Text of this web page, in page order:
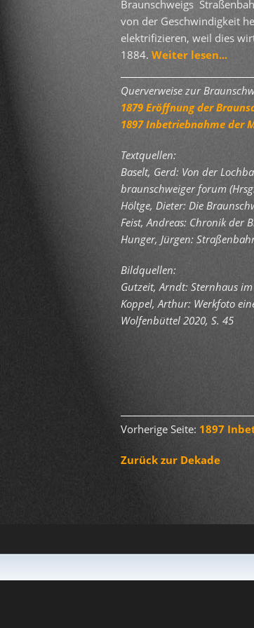
Braunschweigs
von der Geschwindigkeit
elektrifizieren, weil dies
1884. Weiter lesen...
Querverweise zur
1879 Eröffnung der
1897 Inbetriebnahme der
Textquellen:
Baselt, Gerd: Von der
braunschweiger forum
Höltge, Dieter: Die
Feist, Andreas: Chronik der
Hunger, Jürgen:
Bildquellen:
Gutzeit, Arndt: Sternhaus
Koppel, Arthur: Werkfoto
Wolfenbüttel 2020, S. 45
Vorherige Seite: 1897
Zurück zur Dekade